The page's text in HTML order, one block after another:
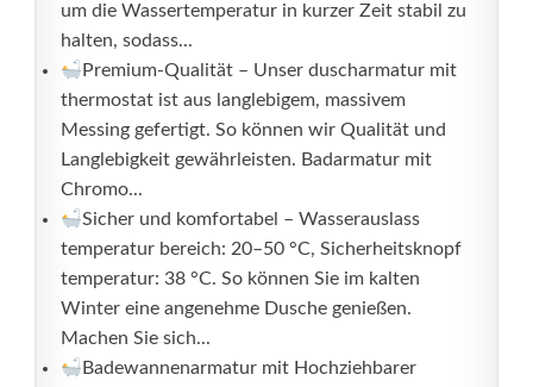
um die Wassertemperatur in kurzer Zeit stabil zu
halten, sodass...
Premium-Qualität – Unser duscharmatur mit
thermostat ist aus langlebigem, massivem
Messing gefertigt. So können wir Qualität und
Langlebigkeit gewährleisten. Badarmatur mit
Chromo...
Sicher und komfortabel – Wasserauslass
temperatur bereich: 20–50 °C, Sicherheitsknopf
temperatur: 38 °C. So können Sie im kalten
Winter eine angenehme Dusche genießen.
Machen Sie sich...
Badewannenarmatur mit Hochziehbarer